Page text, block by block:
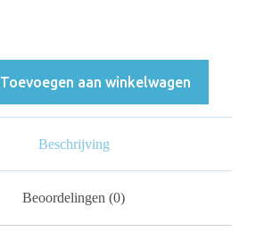
Toevoegen aan winkelwagen
Beschrijving
Beoordelingen (0)